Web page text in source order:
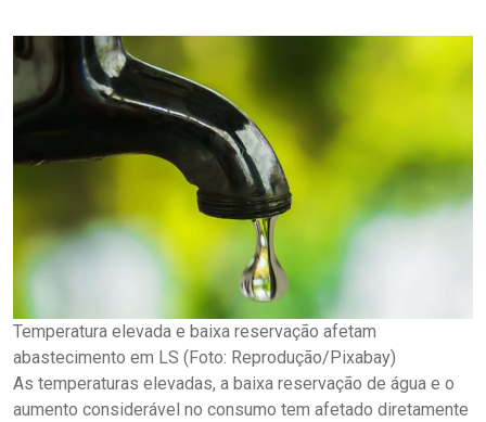
Temperatura elevada e baixa reservação afetam
abastecimento em LS (Foto: Reprodução/Pixabay)
As temperaturas elevadas, a baixa reservação de água e o
aumento considerável no consumo tem afetado diretamente